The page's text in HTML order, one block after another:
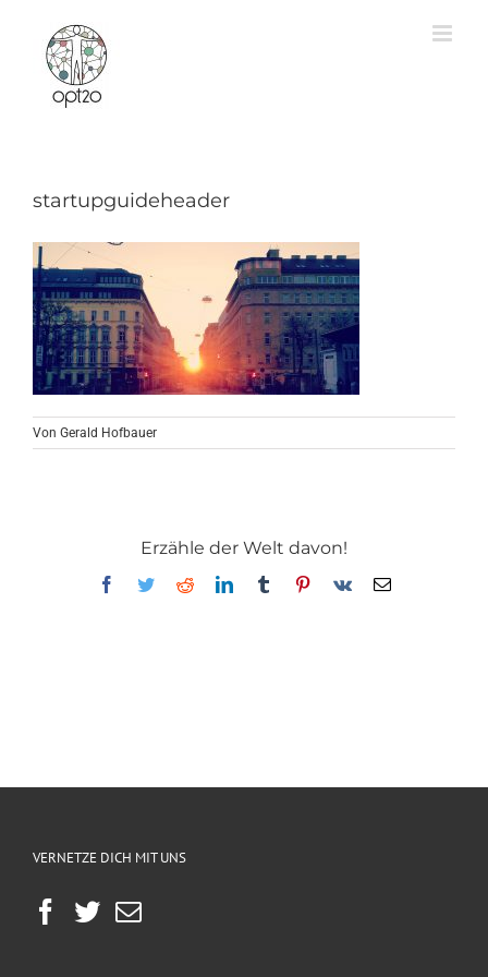
springen
startupguideheader
Von Gerald Hofbauer
Erzähle der Welt davon!
Facebook
TwitterRedditLinkedInTumblrPinterest
Vk
E-
VERNETZE DICH MIT UNS